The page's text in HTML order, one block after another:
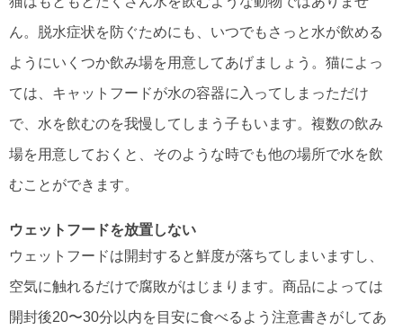
ん。脱水症状を防ぐためにも、いつでもさっと水が飲める
ようにいくつか飲み場を用意してあげましょう。猫によっ
ては、キャットフードが水の容器に入ってしまっただけ
で、水を飲むのを我慢してしまう子もいます。複数の飲み
場を用意しておくと、そのような時でも他の場所で水を飲
むことができます。
ウェットフードを放置しない
ウェットフードは開封すると鮮度が落ちてしまいますし、
空気に触れるだけで腐敗がはじまります。商品によっては
開封後20〜30分以内を目安に食べるよう注意書きがしてあ